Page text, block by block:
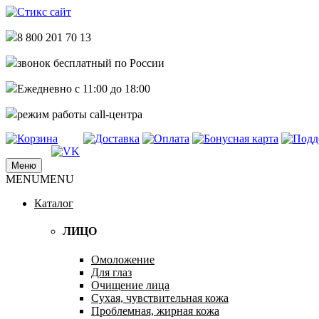
8 800 201 70 13
звонок бесплатный по России
Ежедневно с 11:00 до 18:00
режим работы call-центра
Стикс сайт интернет магазин
купить стикс сайт по самым низким
Меню
MENUMENU
Каталог
ЛИЦО
Омоложение
Для глаз
Очищение лица
Сухая, чувствительная кожа
Проблемная, жирная кожа